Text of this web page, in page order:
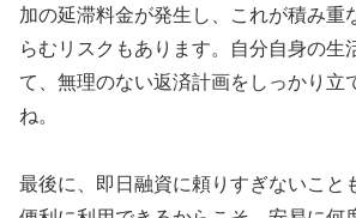
加の延滞料金が発生し、これが積み重
らむリスクもあります。自分自身の生
て、無理のない返済計画をしっかり立
ね。
最後に、即日融資に頼りすぎないこと